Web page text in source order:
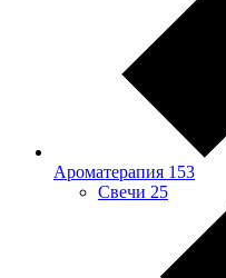
Ароматерапия 153
Свечи 25